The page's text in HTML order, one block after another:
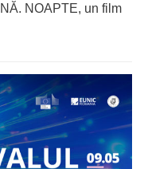
NOAPTE, un film